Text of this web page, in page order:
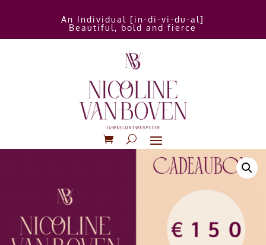
An Individual [in-di-vi-du-al]
Beautiful, bold and fierce